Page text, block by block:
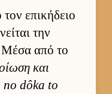
τον επικήδειο
την
Μέσα από το
και
dôka to